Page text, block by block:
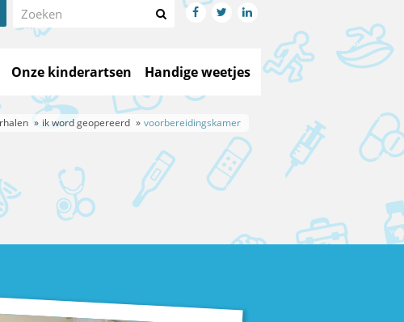
   
Onze kinderartsen Handige weetjes
ik word geopereerd voorbereidingskamer